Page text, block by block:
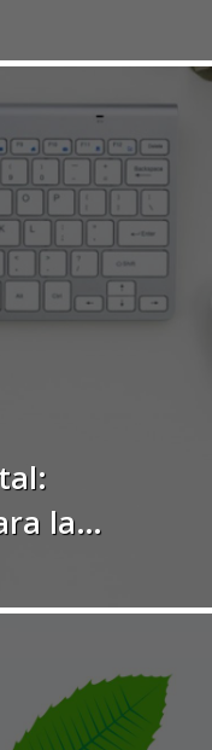
del
la